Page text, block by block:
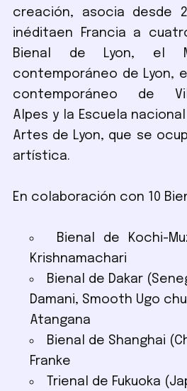
creación, asocia desde
inéditaen Francia a
Bienal de Lyon, el
contemporáneo de Lyon,
contemporáneo de
Alpes y la Escuela
Artes de Lyon, que se
artística.
En colaboración con 10
Bienal de Kochi-
Krishnamachari
Bienal de Dakar
Damani, Smooth Ugo
Atangana
Bienal de Shanghai
Franke
Trienal de Fukuoka